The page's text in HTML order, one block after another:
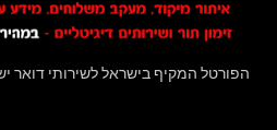
הפורטל המקיף בישראל לשירותי דואר